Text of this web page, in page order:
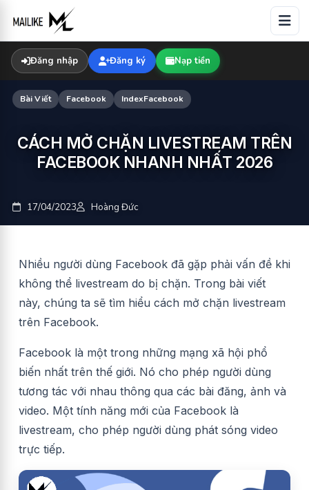
content
Đăng nhập Đăng ký Nạp tiền
Bài Viết Facebook IndexFacebook
CÁCH MỞ CHẶN LIVESTREAM TRÊN
FACEBOOK NHANH NHẤT 2026
17/04/2023 Hoàng Đức
Nhiều người dùng Facebook đã gặp phải vấn đề khi
không thể livestream do bị chặn. Trong bài viết
này, chúng ta sẽ tìm hiểu cách mở chặn livestream
trên Facebook.
Facebook là một trong những mạng xã hội phổ
biến nhất trên thế giới. Nó cho phép người dùng
tương tác với nhau thông qua các bài đăng, ảnh và
video. Một tính năng mới của Facebook là
livestream, cho phép người dùng phát sóng video
trực tiếp.